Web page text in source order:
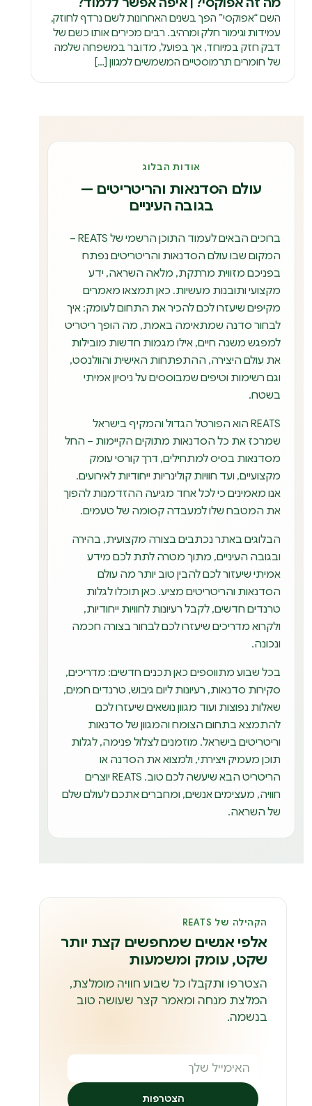
השם “אפוקסי” הפך בשנים האחרונות לשם נרדף לחוזק,
עמידות וגימור חלק ומרהיב. רבים מכירים אותו כשם של
דבק חזק במיוחד, אך בפועל, מדובר במשפחה שלמה
של חומרים תרמוסטיים המשמשים למגוון […]
אודות הבלוג
עולם הסדנאות והריטריטים —
בגובה העיניים
ברוכים הבאים לעמוד התוכן הרשמי של REATS –
המקום שבו עולם הסדנאות והריטריטים נפתח
בפניכם מזווית מרתקת, מלאה השראה, ידע
מקצועי ותובנות מעשיות. כאן תמצאו מאמרים
מקיפים שיעזרו לכם להכיר את התחום לעומק: איך
לבחור סדנה שמתאימה באמת, מה הופך ריטריט
למפגש משנה חיים, אילו מגמות חדשות מובילות
את עולם היצירה, ההתפתחות האישית והוולנסט,
וגם רשימות וטיפים שמבוססים על ניסיון אמיתי
בשטח.
REATS הוא הפורטל הגדול והמקיף בישראל
שמרכז את כל הסדנאות מתוקים הקיימות – החל
מסדנאות בסיס למתחילים, דרך קורסי עומק
מקצועיים, ועד חוויות קולינריות ייחודיות לאירועים.
אנו מאמינים כי לכל אחד מגיעה ההזדמנות להפוך
את המטבח שלו למעבדה קסומה של טעמים.
הבלוגים באתר נכתבים בצורה מקצועית, בהירה
ובגובה העיניים, מתוך מטרה לתת לכם מידע
אמיתי שיעזור לכם להבין טוב יותר מה עולם
הסדנאות והריטריטים מציע. כאן תוכלו לגלות
טרנדים חדשים, לקבל רעיונות לחוויות ייחודיות,
ולקרוא מדריכים שיעזרו לכם לבחור בצורה חכמה
ונכונה.
בכל שבוע מתווספים כאן תכנים חדשים: מדריכים,
סקירות סדנאות, רעיונות ליום גיבוש, טרנדים חמים,
שאלות נפוצות ועוד מגוון נושאים שיעזרו לכם
להתמצא בתחום הצומח והמגוון של סדנאות
וריטריטים בישראל. מוזמנים לצלול פנימה, לגלות
תוכן מעמיק ויצירתי, ולמצוא את הסדנה או
הריטריט הבא שיעשה לכם טוב. REATS יוצרים
חוויה, מעצימים אנשים, ומחברים אתכם לעולם שלם
של השראה.
הקהילה של REATS
אלפי אנשים שמחפשים קצת יותר
שקט, עומק ומשמעות
הצטרפו ותקבלו כל שבוע חוויה מומלצת,
המלצת מנחה ומאמר קצר שעושה טוב
בנשמה.
הצטרפות